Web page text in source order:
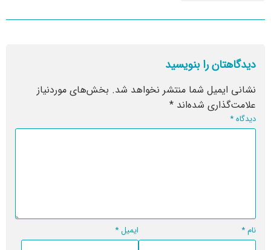
دیدگاهتان را بنویسید
نشانی ایمیل شما منتشر نخواهد شد. بخش‌های موردنیاز
علامت‌گذاری شده‌اند *
دیدگاه*
نام* ایمیل*